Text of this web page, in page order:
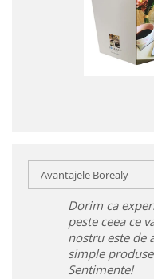
Avantajele Borealy
Dorim ca
peste ceea ce
nostru este de
simple
Sentimente!